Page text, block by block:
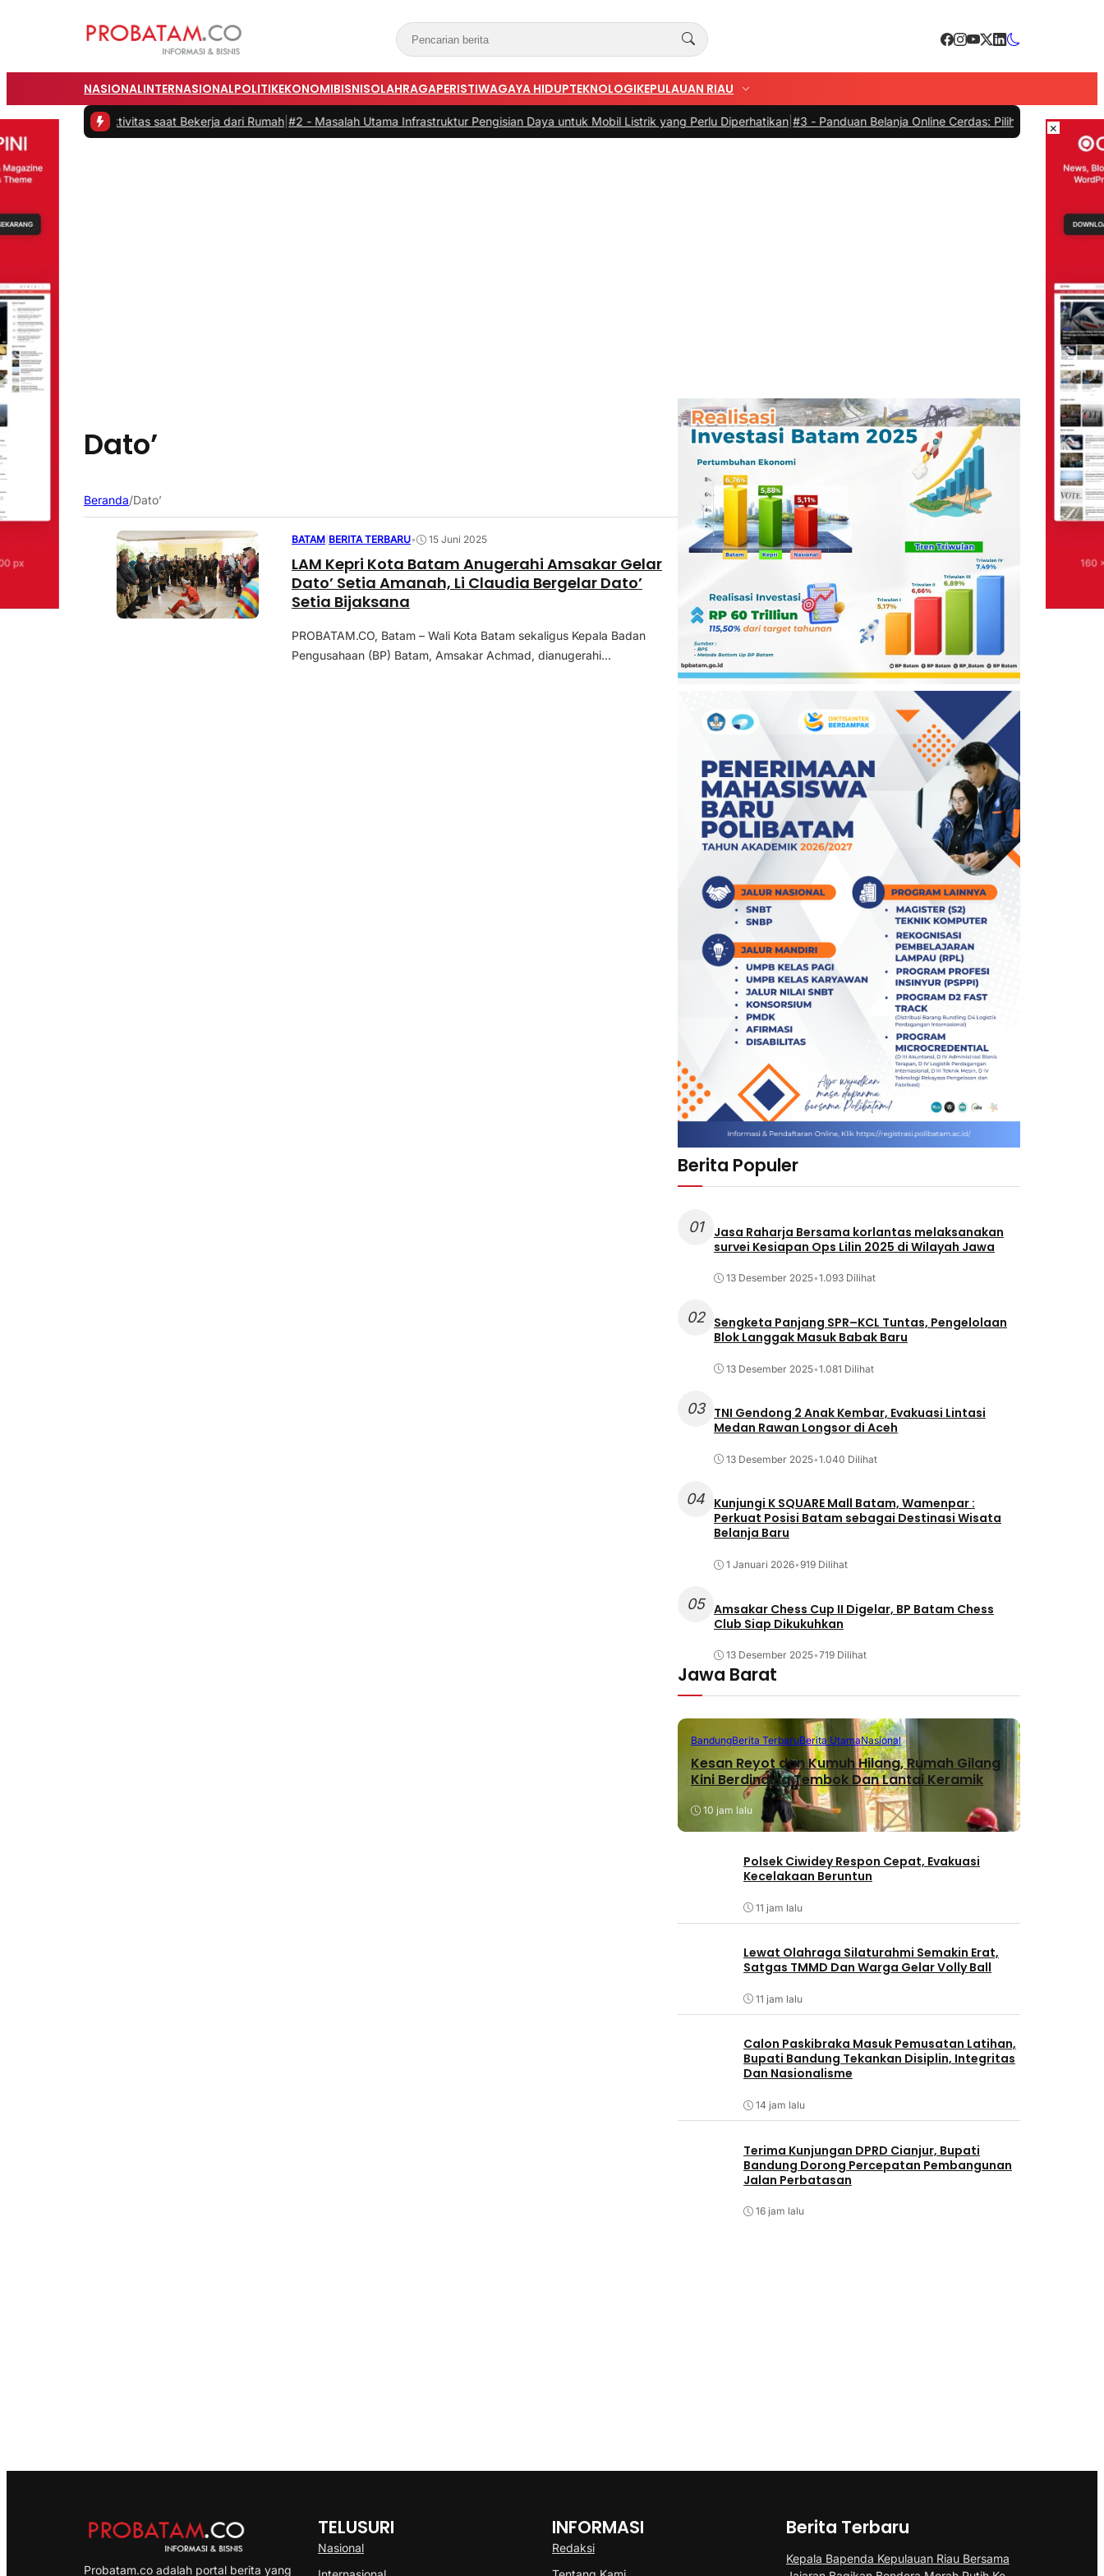
NASIONALINTERNASIONALPOLITIKEKONOMIBISNISOLAHRAGAPERISTIWAGAYA HIDUPTEKNOLOGIKEPULAUAN RIAU
Produktivitas saat Bekerja dari Rumah |#2 -Masalah Utama Infrastruktur Pengisian Daya untuk Mobil Listrik yang Perlu Diperhatikan|#3 -Panduan Belanja Online Cerdas: Pilih Produk dengan Bijak dan
Dato’
Beranda/Dato’
BATAM BERITA TERBARU• 15 Juni 2025
LAM Kepri Kota Batam Anugerahi Amsakar Gelar
Dato’ Setia Amanah, Li Claudia Bergelar Dato’
Setia Bijaksana
PROBATAM.CO, Batam – Wali Kota Batam sekaligus Kepala Badan
Pengusahaan (BP) Batam, Amsakar Achmad, dianugerahi...
Berita Populer
01
Jasa Raharja Bersama korlantas melaksanakan
survei Kesiapan Ops Lilin 2025 di Wilayah Jawa
13 Desember 2025•1.093 Dilihat
02
Sengketa Panjang SPR–KCL Tuntas, Pengelolaan
Blok Langgak Masuk Babak Baru
13 Desember 2025•1.081 Dilihat
03
TNI Gendong 2 Anak Kembar, Evakuasi Lintasi
Medan Rawan Longsor di Aceh
13 Desember 2025•1.040 Dilihat
04 Kunjungi K SQUARE Mall Batam, Wamenpar :
Perkuat Posisi Batam sebagai Destinasi Wisata
Belanja Baru
1 Januari 2026•919 Dilihat
05 Amsakar Chess Cup II Digelar, BP Batam Chess
Club Siap Dikukuhkan
13 Desember 2025•719 Dilihat
Jawa Barat
BandungBerita TerbaruBerita UtamaNasional
Kesan Reyot dan Kumuh Hilang, Rumah Gilang
Kini Berdinding Tembok Dan Lantai Keramik
10 jam lalu
Polsek Ciwidey Respon Cepat, Evakuasi
Kecelakaan Beruntun
11 jam lalu
Lewat Olahraga Silaturahmi Semakin Erat,
Satgas TMMD Dan Warga Gelar Volly Ball
11 jam lalu
Calon Paskibraka Masuk Pemusatan Latihan,
Bupati Bandung Tekankan Disiplin, Integritas
Dan Nasionalisme
14 jam lalu
Terima Kunjungan DPRD Cianjur, Bupati
Bandung Dorong Percepatan Pembangunan
Jalan Perbatasan
16 jam lalu
Probatam.co adalah portal berita yang
TELUSURI
Nasional
INFORMASI
Redaksi
Berita Terbaru
Kepala Bapenda Kepulauan Riau Bersama
×